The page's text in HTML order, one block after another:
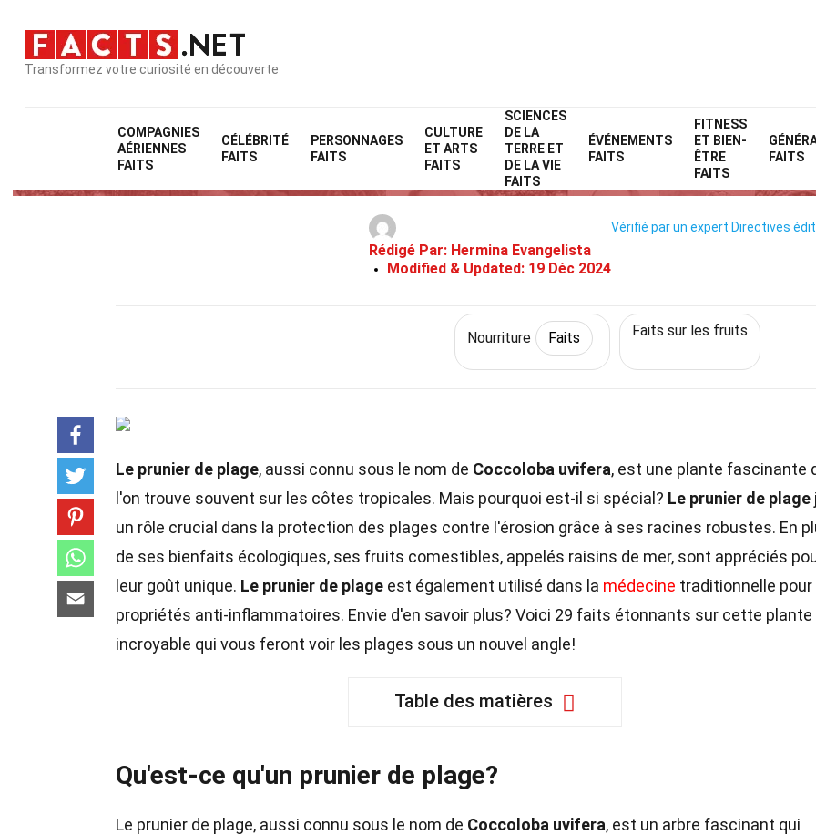
Transformez votre curiosité en découverte
COMPAGNIES
AÉRIENNES
FAITS
CÉLÉBRITÉ
FAITS
PERSONNAGES
FAITS
CULTURE
ET ARTS
FAITS
SCIENCES
DE LA
TERRE ET
DE LA VIE
FAITS
ÉVÉNEMENTS
FAITS
FITNESS
ET BIEN-
ÊTRE
FAITS
FAITS
Home Style de vie NourritureFaits
29 Faits Sur Prunier De Plage
Rédigé Par: Hermina Evangelista
Modified & Updated: 19 Déc 2024
Vérifié par un expert Directives
Nourriture Faits Faits sur les fruits
Le prunier de plage, aussi connu sous le nom de Coccoloba uvifera, est une plante fascinante
l'on trouve souvent sur les côtes tropicales. Mais pourquoi est-il si spécial? Le prunier de plage
un rôle crucial dans la protection des plages contre l'érosion grâce à ses racines robustes. En
de ses bienfaits écologiques, ses fruits comestibles, appelés raisins de mer, sont appréciés
leur goût unique. Le prunier de plage est également utilisé dans la médecine traditionnelle
propriétés anti-inflammatoires. Envie d'en savoir plus? Voici 29 faits étonnants sur cette plante
incroyable qui vous feront voir les plages sous un nouvel angle!
Table des matières
Qu'est-ce qu'un prunier de plage?
Le prunier de plage, aussi connu sous le nom de Coccoloba uvifera, est un arbre fascinant qui